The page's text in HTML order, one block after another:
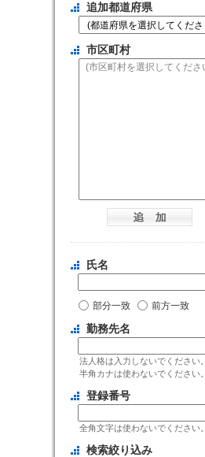
追加都道府県
市区町村
氏名
部分一致 前方一致
勤務先名
法人格は入力しないでください。
半角カナは使わないでください。
登録番号
全角文字は使わないでください。
検索絞り込み